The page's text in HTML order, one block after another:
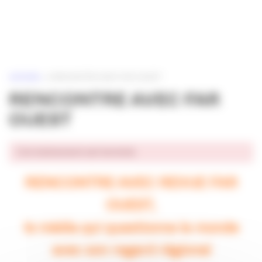
RENCONTRE AVEC FAR
OUEST
RENCONTRE AVEC REVUE FAR
OUEST,
le média qui questionne le monde
avec son regard régional